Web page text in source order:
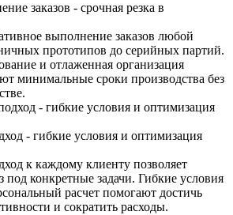
заказов - срочная резка в
выполнение заказов любой
прототипов до серийных партий.
и отлаженная организация
минимальные сроки производства без
- гибкие условия и оптимизация
к каждому клиенту позволяет
под конкретные задачи. Гибкие условия
расчет помогают достичь
и сократить расходы.